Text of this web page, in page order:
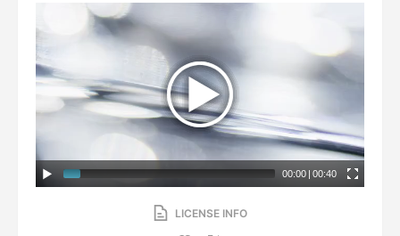
00:00 | 00:40
LICENSE INFO